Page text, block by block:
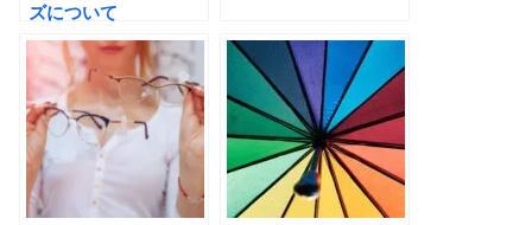
ズについて